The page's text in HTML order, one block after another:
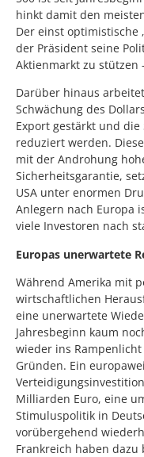
hinkt damit den
Der einst optimistische
der Präsident seine
Aktienmarkt zu stützen
Darüber hinaus
Schwächung des
Export gestärkt und die
reduziert werden.
mit der Androhung
Sicherheitsgarantie,
USA unter enormen
Anlegern nach Europa
viele Investoren nach
Europas unerwartete
Während Amerika mit
wirtschaftlichen
eine unerwartete
Jahresbeginn kaum
wieder ins
Gründen. Ein
Milliarden Euro, eine
Stimuluspolitik in
vorübergehend
Frankreich haben dazu